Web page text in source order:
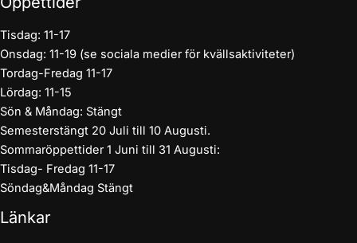
Tisdag: 11-17
Onsdag: 11-19 (se sociala medier för kvällsaktiviteter)
Tordag-Fredag 11-17
Lördag: 11-15
Sön & Måndag: Stängt
Semesterstängt 20 Juli till 10 Augusti.
Sommaröppettider 1 Juni till 31 Augusti:
Tisdag- Fredag 11-17
Söndag&Måndag Stängt
Länkar